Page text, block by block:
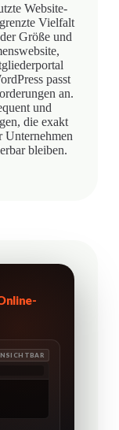
Website-
Vielfalt
Größe und
passt
an.
und
die exakt
Unternehmen
bleiben.